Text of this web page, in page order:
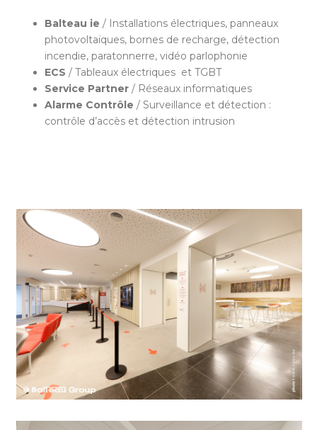
Balteau ie / Installations électriques, panneaux
photovoltaïques, bornes de recharge, détection
incendie, paratonnerre, vidéo parlophonie
ECS / Tableaux électriques et TGBT
Service Partner/ Réseaux informatiques
Alarme Contrôle / Surveillance et détection :
contrôle d’accès et détection intrusion